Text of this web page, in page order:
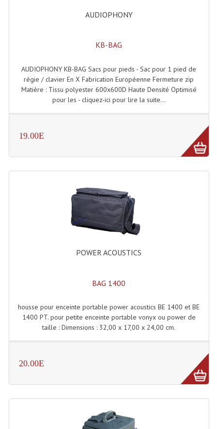
Effets LASERS
Lasers D'extérieur Multi-Points
Effets Lumineux À Leds
Electronique Commande Light
Chenillards Modulateurs
Consoles Éclairage DMX
Dispatches
Filtres Et Divers
Gyrophares À Leds
Lampes Dichroique
AUDIOPHONY
KB-BAG
AUDIOPHONY KB-BAG Sacs pour pieds - Sac pour 1 pied de
régie / clavier En X Fabrication Européenne Fermeture zip
Matière : Tissu polyester 600x600D Haute Densité Optimisé
pour les - cliquez-ici pour lire la suite...
19.00E
POWER ACOUSTICS
BAG 1400
housse pour enceinte portable power acoustics BE 1400 et BE
1400 PT. pour petite enceinte portable vonyx ou power de
taille : Dimensions : 32,00 x 17,00 x 24,00 cm.
20.00E